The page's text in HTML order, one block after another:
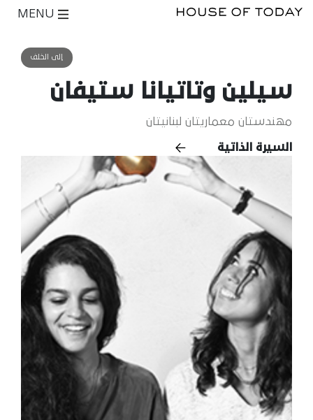
إلى الخلف
سيلين وتاتيانا ستيفان
مهندستان معماريتان لبنانيتان
السيرة الذاتية